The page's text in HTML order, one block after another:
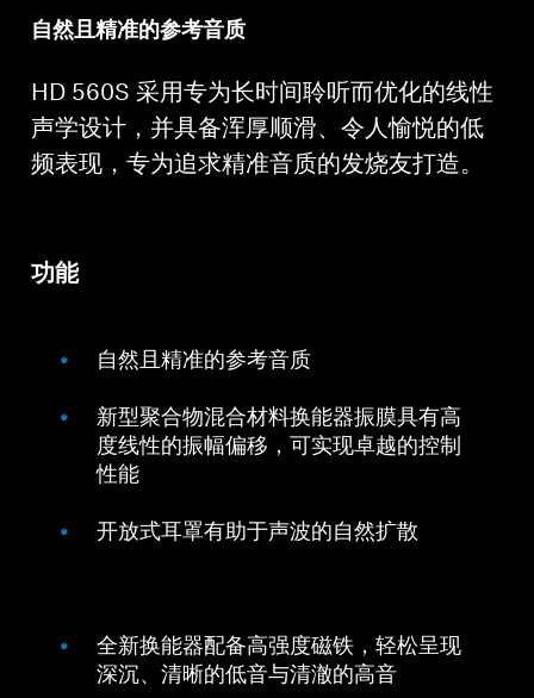
自然且精准的参考音质
HD 560S 采用专为长时间聆听而优化的线性
声学设计，并具备浑厚顺滑、令人愉悦的低
频表现，专为追求精准音质的发烧友打造。
功能
自然且精准的参考音质
新型聚合物混合材料换能器振膜具有高
度线性的振幅偏移，可实现卓越的控制
性能
开放式耳罩有助于声波的自然扩散
全新换能器配备高强度磁铁，轻松呈现
深沉、清晰的低音与清澈的高音